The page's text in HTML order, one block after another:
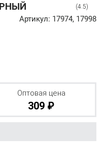
(4.5)
Артикул: 17974, 17998
Оптовая цена
309 ₽